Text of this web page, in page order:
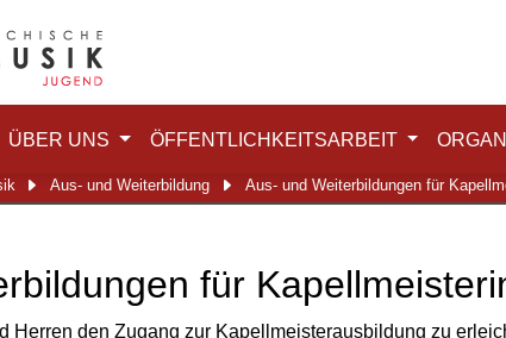
ÜBER UNS ÖFFENTLICHKEITSARBEIT
Aus- und Weiterbildung Aus- und Weiterbildungen für
für
Herren den Zugang zur Kapellmeisterausbildung zu